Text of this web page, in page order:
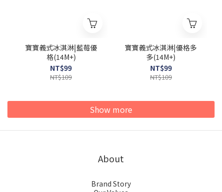
寶寶義式冰淇淋|藍莓優
格(14M+)
NT$99
NT$109
寶寶義式冰淇淋|優格多
多(14M+)
NT$99
NT$109
Show more
About
Brand Story